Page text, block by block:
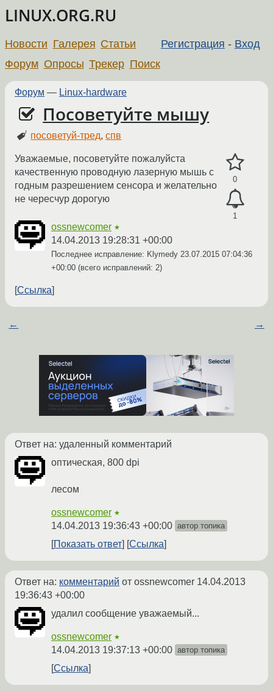
LINUX.ORG.RU
Регистрация - Вход
Новости Галерея Статьи
Форум Опросы Трекер Поиск
Форум — Linux-hardware
Посоветуйте мышу
посоветуй-тред,спв
0
1
Уважаемые, посоветуйте пожалуйста
качественную проводную лазерную мышь с
годным разрешением сенсора и желательно
не чересчур дорогую
ossnewcomer ★
14.04.2013 19:28:31 +00:00
Последнее исправление: Klymedy 23.07.2015 07:04:36
+00:00 (всего исправлений: 2)
Ссылка
← →
Ответ на: удаленный комментарий
оптическая, 800 dpi
лесом
ossnewcomer ★
14.04.2013 19:36:43 +00:00 автор топика
Показать ответ Ссылка
Ответ на: комментарий от ossnewcomer 14.04.2013
19:36:43 +00:00
удалил сообщение уважаемый...
ossnewcomer ★
14.04.2013 19:37:13 +00:00 автор топика
Ссылка